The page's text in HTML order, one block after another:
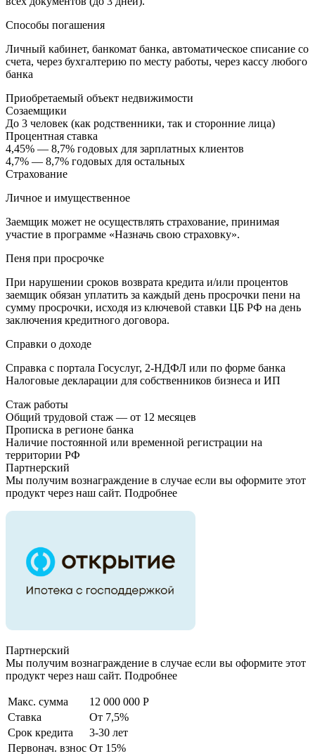
Способы погашения
Личный кабинет, банкомат банка, автоматическое списание со
счета, через бухгалтерию по месту работы, через кассу любого
банка
Приобретаемый объект недвижимости
Созаемщики
До 3 человек (как родственники, так и сторонние лица)
Процентная ставка
4,45% — 8,7% годовых для зарплатных клиентов
4,7% — 8,7% годовых для остальных
Страхование
Личное и имущественное
Заемщик может не осуществлять страхование, принимая
участие в программе «Назначь свою страховку».
Пеня при просрочке
При нарушении сроков возврата кредита и/или процентов
заемщик обязан уплатить за каждый день просрочки пени на
сумму просрочки, исходя из ключевой ставки ЦБ РФ на день
заключения кредитного договора.
Справки о доходе
Справка с портала Госуслуг, 2-НДФЛ или по форме банка
Налоговые декларации для собственников бизнеса и ИП
Стаж работы
Общий трудовой стаж — от 12 месяцев
Прописка в регионе банка
Наличие постоянной или временной регистрации на
территории РФ
Партнерский
Мы получим вознаграждение в случае если вы оформите этот
продукт через наш сайт. Подробнее
Партнерский
Мы получим вознаграждение в случае если вы оформите этот
продукт через наш сайт. Подробнее
Макс. сумма
12 000 000 Р
Ставка
От 7,5%
Срок кредита
3-30 лет
Первонач. взнос От 15%